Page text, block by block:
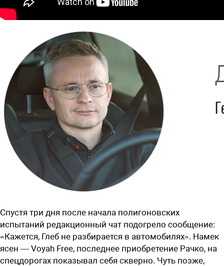
Спустя три дня после начала полигоновских
испытаний редакционный чат подогрело сообщение:
«Кажется, Глеб не разбирается в автомобилях». Намек
ясен — Voyah Free, последнее приобретение Рачко, на
спецдорогах показывал себя скверно. Чуть позже,